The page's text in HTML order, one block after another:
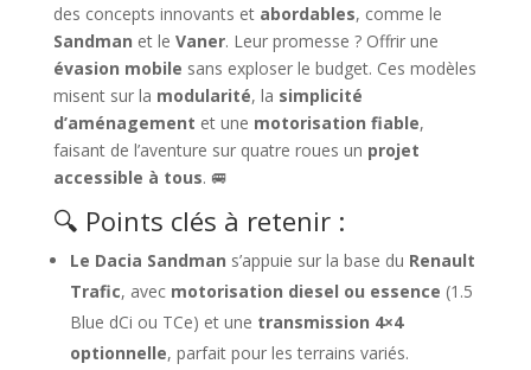
des concepts innovants et abordables, comme le
Sandman et le Vaner. Leur promesse ? Offrir une
évasion mobile sans exploser le budget. Ces modèles
misent sur la modularité, la simplicité
d’aménagement et une motorisation fiable,
faisant de l’aventure sur quatre roues un projet
accessible à tous. 🚐
🔍 Points clés à retenir :
Le Dacia Sandman s’appuie sur la base du Renault
Trafic, avec motorisation diesel ou essence (1.5
Blue dCi ou TCe) et une transmission 4×4
optionnelle, parfait pour les terrains variés.